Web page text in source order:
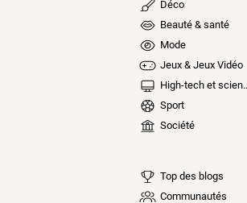
Déco
Beauté & santé
Mode
Jeux & Jeux Vidéo
High-tech et sciences
Sport
Société
Top des blogs
Communautés